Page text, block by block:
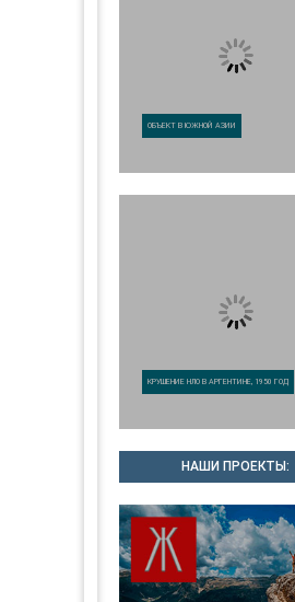
ОБЪЕКТ В ЮЖНОЙ АЗИИ
КРУШЕНИЕ НЛО В АРГЕНТИНЕ, 1950 ГОД
НАШИ ПРОЕКТЫ: